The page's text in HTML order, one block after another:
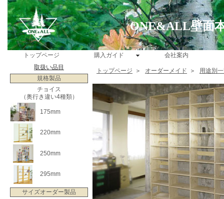
ONE&ALL壁面
トップページ 購入ガイド
会社案内
取扱い品目
規格製品
チョイス
（奥行き違い4種類）
175mm
220mm
250mm
295mm
サイズオーダー製品
トップページ ＞ オーダーメイド ＞ 用途別